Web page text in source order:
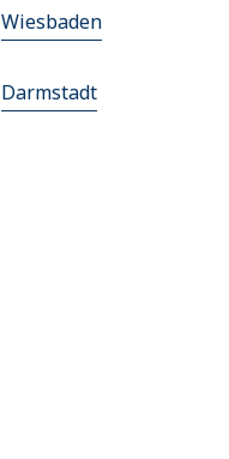
Wiesbaden
Darmstadt